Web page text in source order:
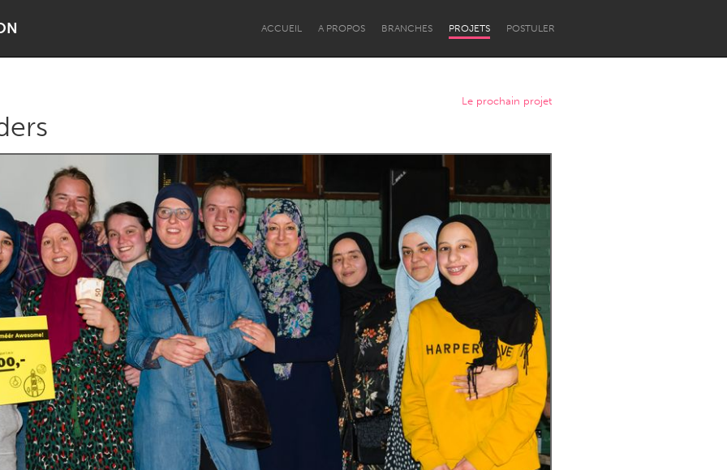
ACCUEIL A PROPOS BRANCHES PROJETS POSTULER
Lake Mac Lower Hunter
Newcastle
Kitchener-Waterloo New Glasgow
Newmarket
Toronto
Le prochain projet